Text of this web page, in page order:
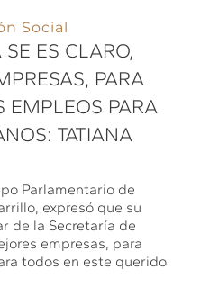
Social
ES CLARO,
PARA
EMPLEOS PARA
TATIANA
Parlamentario de
expresó que su
de la Secretaría de
empresas, para
todos en este querido